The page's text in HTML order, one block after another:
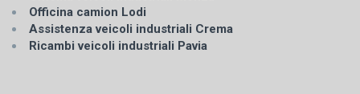
Officina camion Lodi
Assistenza veicoli industriali Crema
Ricambi veicoli industriali Pavia